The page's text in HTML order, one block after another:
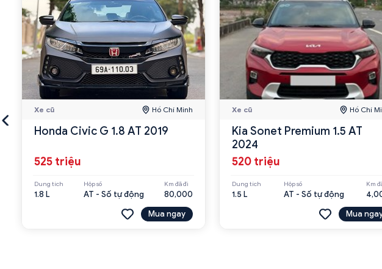
Xe cũ Hồ Chí Minh
Honda Civic G 1.8 AT 2019
525 triệu
Dung tích
1.8 L
Hộp số
AT - Số tự động
Km đã đi
80,000
Mua ngay
Xe cũ Hồ Chí
Kia Sonet Premium 1.5 AT
2024
520 triệu
Dung tích
1.5 L
Hộp số
AT - Số tự động
Km
Mua